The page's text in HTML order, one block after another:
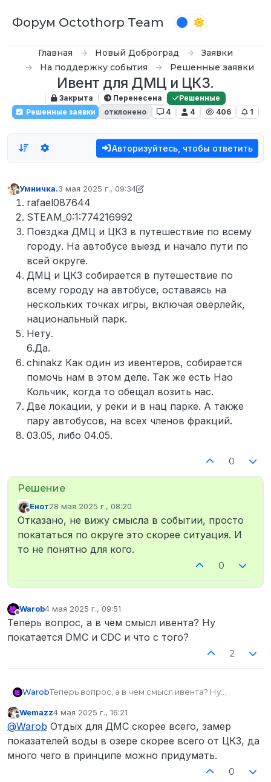
Форум Octothorp Team
Главная Новый Доброград
Заявки
На поддержку события
Решенные заявки
Ивент для ДМЦ и ЦКЗ.
Закрыта Перенесена
Решенные
Решенные заявки
отклонено 4 4 406 1
Авторизуйтесь, чтобы ответить
Не в сети
Умничка.3 мая 2025 г., 09:34
отредактировано Умничка.
rafael087644
STEAM_0:1:774216992
Поездка ДМЦ и ЦКЗ в путешествие по всему
городу. На автобусе выезд и начало пути по
всей округе.
ДМЦ и ЦКЗ собирается в путешествие по
всему городу на автобусе, оставаясь на
нескольких точках игры, включая оверлейк,
национальный парк.
Нету.
6.Да.
chinakz Как один из ивентеров, собирается
помочь нам в этом деле. Так же есть Нао
Кольчик, когда то обещал возить нас.
Две локации, у реки и в нац парке. А также
пару автобусов, на всех членов фракций.
03.05, либо 04.05.
0
Не в сети
Енот28 мая 2025 г., 08:20
отредактировано
Отказано, не вижу смысла в событии, просто
покататься по округе это скорее ситуация. И
то не понятно для кого.
0
Warob4 мая 2025 г., 09:51
отредактировано
Теперь вопрос, а в чем смысл ивента? Ну
покатается DMC и CDC и что с того?
2
WarobТеперь вопрос, а в чем смысл ивента? Ну
Не в сети
Wemazz4 мая 2025 г., 16:21
отредактировано
@Warob Отдых для ДМС скорее всего, замер
показателей воды в озере скорее всего от ЦКЗ, да
много чего в принципе можно придумать.
0